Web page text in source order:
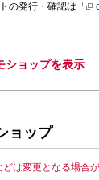
の発行・確認は「
ショップを表示
ョップ
どは変更となる場合